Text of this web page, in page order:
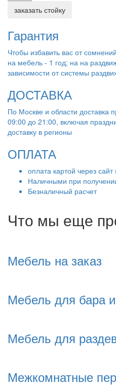
заказать стойку
Гарантия
Чтобы избавить вас от
на мебель - 1 год; на на
зависимости от системы
ДОСТАВКА
По Москве и области доставка
09:00 до 21:00, включая
доставку в регионы
ОПЛАТА
оплата картой через
Наличными при
Безналичный расчет
Что мы еще
Мебель на заказ
Мебель для бара
Мебель для
Межкомнатные